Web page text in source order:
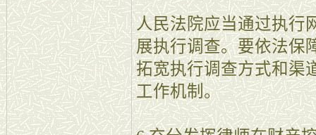
人民法院应当通过执行
展执行调查。要依法保
拓宽执行调查方式和渠
工作机制。